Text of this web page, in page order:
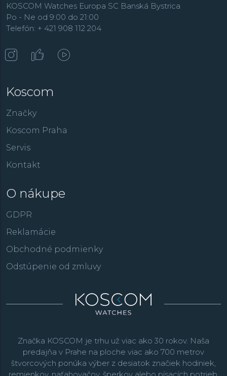
KOSCOM Watches Europa SC Banská Bystrica
Po - Ne od 9:00 do 21:00
Telefón: + 421 908 112 204
Koscom
Značky
Koscom Praha
Servis
Kontakt
O nákupe
GDPR
Reklamácie
Obchodné podmienky
Odstúpenie od zmluvy
Značka KOSCOM je trhu už viac ako 30 rokov. Naša
predajňa v Prahe na ploche viac ako 700 metrov
štvorcových ponúka výber z desiatok značiek hodiniek,